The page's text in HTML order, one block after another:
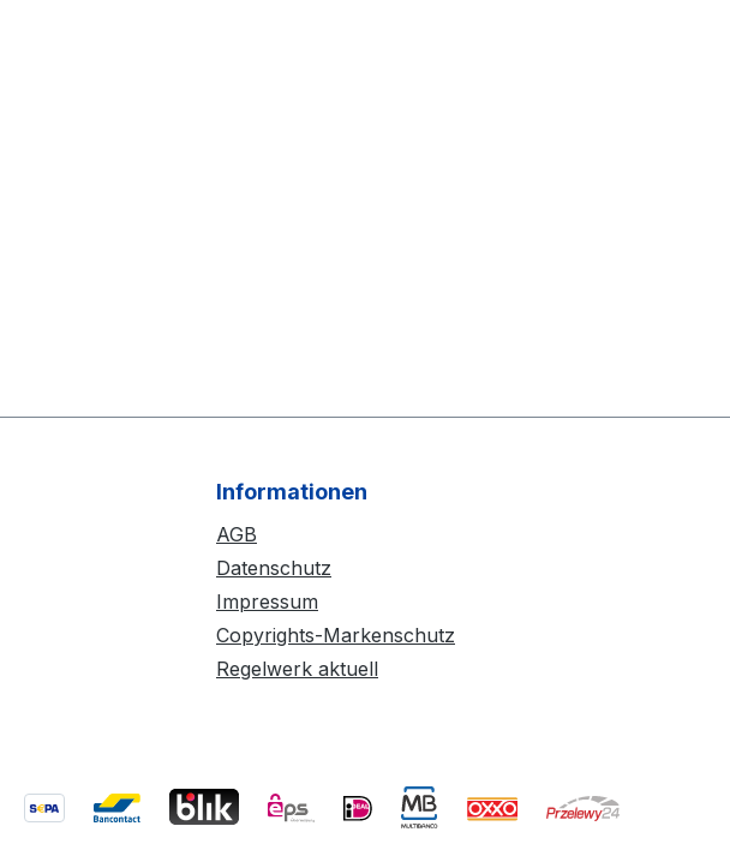
Informationen
AGB
Datenschutz
Impressum
Copyrights-Markenschutz
Regelwerk aktuell